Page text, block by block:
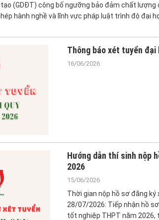
tạo (GDĐT) công bố ngưỡng bảo đảm chất
hành nghề và lĩnh vực pháp luật trình độ đại
Thông báo xét tuyển đại
16/06/2026
Hướng dẫn thí sinh nộp
2026
15/06/2026
Thời gian nộp hồ sơ đăng
28/07/2026: Tiếp nhận hồ
tốt nghiệp THPT năm 2026,